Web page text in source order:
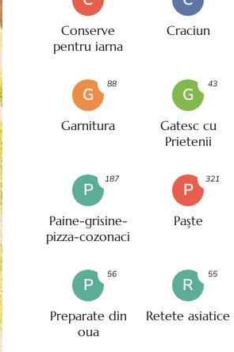
Conserve
pentru iarna
Craciun
G
Garnitura
88
G
Gatesc cu
Prietenii
43
P
Paine-grisine-
pizza-cozonaci
187
P
Paşte
321
P
Preparate din
oua
56
R
Retete asiatice
55